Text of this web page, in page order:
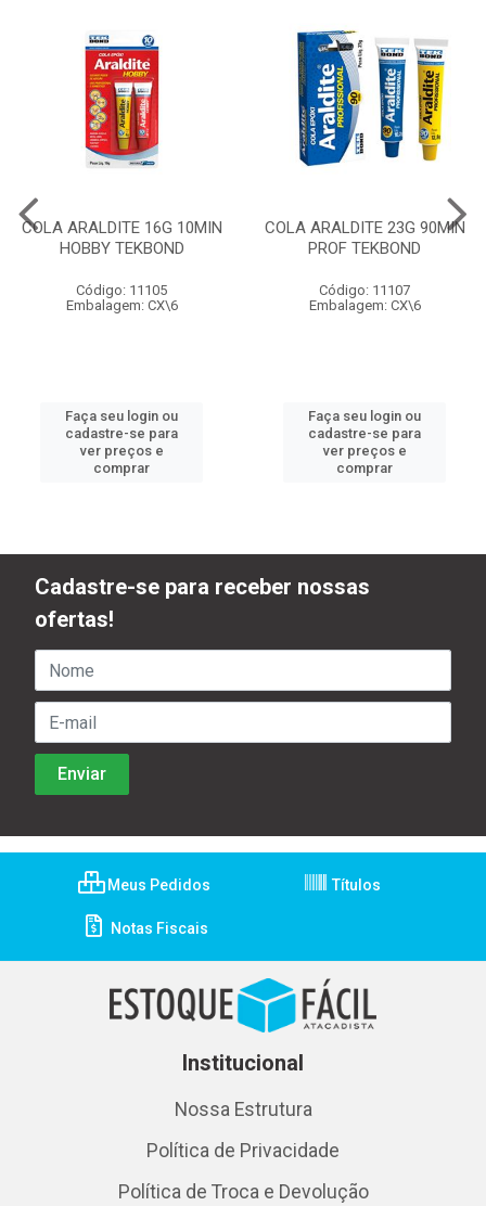
COLA ARALDITE 16G 10MIN
HOBBY TEKBOND
Código: 11105
Embalagem: CX\6
Faça seu login ou
cadastre-se para
ver preços e
comprar
COLA ARALDITE 23G 90MIN
PROF TEKBOND
Código: 11107
Embalagem: CX\6
Faça seu login ou
cadastre-se para
ver preços e
comprar
Cadastre-se para receber nossas
ofertas!
Meus Pedidos Títulos
Notas Fiscais
Institucional
Nossa Estrutura
Política de Privacidade
Política de Troca e Devolução